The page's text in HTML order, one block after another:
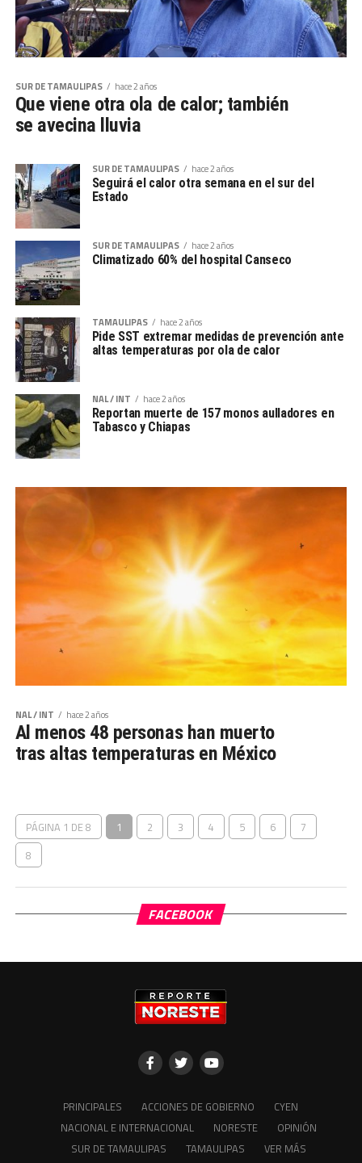
SUR DE TAMAULIPAS hace 2 años
Que viene otra ola de calor; también
se avecina lluvia
SUR DE TAMAULIPAS hace 2 años
Seguirá el calor otra semana en el sur del
Estado
SUR DE TAMAULIPAS hace 2 años
Climatizado 60% del hospital Canseco
TAMAULIPAS hace 2 años
Pide SST extremar medidas de prevención ante
altas temperaturas por ola de calor
NAL / INT hace 2 años
Reportan muerte de 157 monos aulladores en
Tabasco y Chiapas
NAL / INT hace 2 años
Al menos 48 personas han muerto
tras altas temperaturas en México
PÁGINA 1 DE 8 1 2 3 4 5 6
7
8
FACEBOOK
PRINCIPALES ACCIONES DE GOBIERNO
CYEN
NACIONAL E INTERNACIONAL
NORESTE
OPINIÓN
SUR DE TAMAULIPAS
TAMAULIPAS VER MÁS